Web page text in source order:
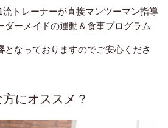
流トレーナーが直接マンツーマン指導
ダーメイドの運動＆食事プログラム
となっておりますのでご安心くださ
にオススメ？